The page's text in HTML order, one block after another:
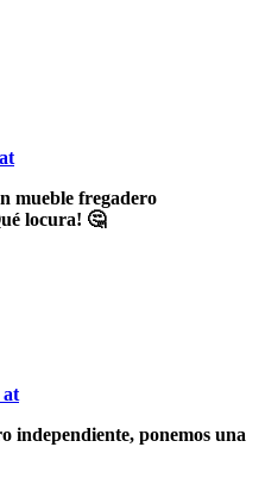
mueble fregadero
locura! 🤔
at
independiente, ponemos una